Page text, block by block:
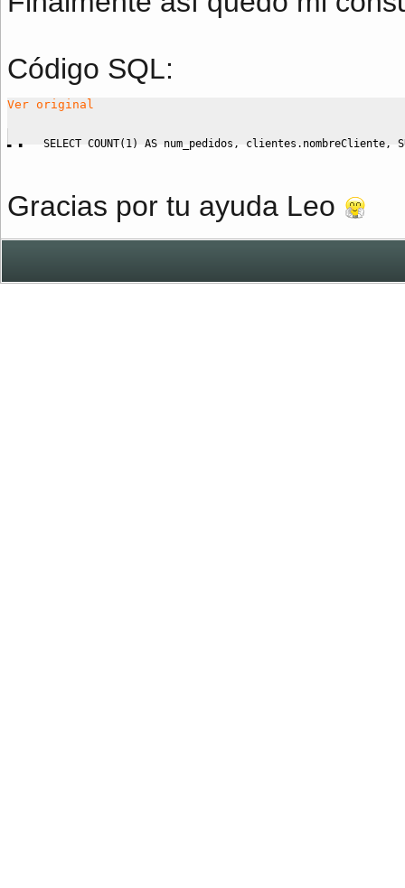
Código SQL:
Ver original
SELECT COUNT( 1) AS num_pedidos , clientes . nombreCliente,
Gracias por tu ayuda Leo